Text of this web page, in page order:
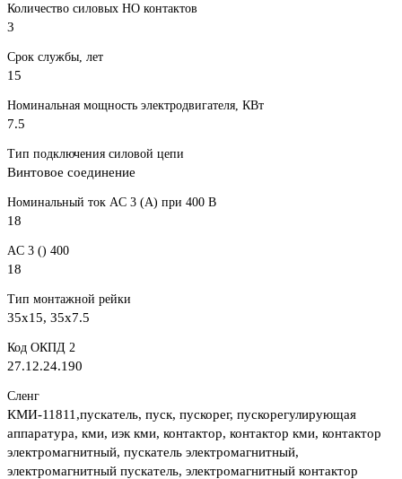
Количество силовых НО контактов
3
Срок службы, лет
15
Номинальная мощность электродвигателя, КВт
7.5
Тип подключения силовой цепи
Винтовое соединение
Номинальный ток AC 3 (А) при 400 В
18
AC 3 () 400
18
Тип монтажной рейки
35x15, 35x7.5
Код ОКПД 2
27.12.24.190
Сленг
КМИ-11811,пускатель, пуск, пускорег, пускорегулирующая
аппаратура, кми, иэк кми, контактор, контактор кми, контактор
электромагнитный, пускатель электромагнитный,
электромагнитный пускатель, электромагнитный контактор